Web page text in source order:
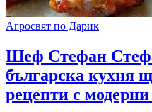
Агросвят по Дарик
Шеф Стефан
българска кухня
рецепти с